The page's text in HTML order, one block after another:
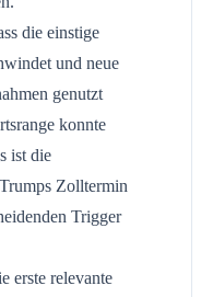
die einstige
und neue
genutzt
konnte
ist die
Zolltermin
Trigger
erste relevante